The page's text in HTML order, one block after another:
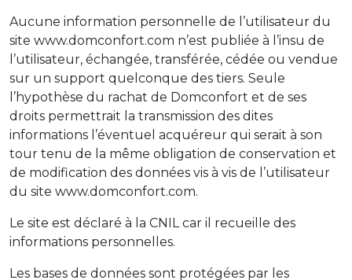
Aucune information personnelle de l’utilisateur du
site www.domconfort.com n’est publiée à l’insu de
l’utilisateur, échangée, transférée, cédée ou vendue
sur un support quelconque des tiers. Seule
l’hypothèse du rachat de Domconfort et de ses
droits permettrait la transmission des dites
informations l’éventuel acquéreur qui serait à son
tour tenu de la même obligation de conservation et
de modification des données vis à vis de l’utilisateur
du site www.domconfort.com.
Le site est déclaré à la CNIL car il recueille des
informations personnelles.
Les bases de données sont protégées par les